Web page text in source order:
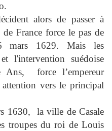
alors de passer à
France force le pas de
mars 1629. Mais les
l'intervention suédoise
Ans,
force l’empereur
vers le principal
1630,
la ville de Casale
troupes du roi de Louis